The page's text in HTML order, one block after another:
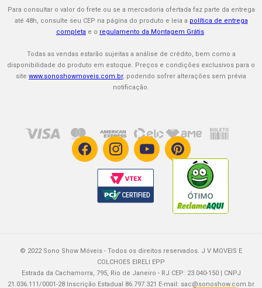
Formas de Pagamento
Procon-RJ
Políticas de Montagem
Políticas de Assistência Técnica
Nossas Lojas
Faça seu Cartão Mastercard
Impermeabilização
Para consultar o valor do frete ou se a mercadoria ofertada faz parte da entrega
até 48h, consulte seu CEP na página do produto e leia a política de entrega
completa e o regulamento da Montagem Grátis.
Todas as vendas estarão sujeitas a análise de crédito, bem como a
disponibilidade do produto em estoque. Preços e condições exclusivos para o
site www.sonoshowmoveis.com.br, podendo sofrer alterações sem prévia
notificação.
© 2022 Sono Show Móveis - Todos os direitos reservados. J V MOVEIS E
COLCHOES EIRELI EPP
Estrada da Cachamorra, 795, Rio de Janeiro - RJ CEP: 23.040-150 | CNPJ
21.036.111/0001-28 Inscrição Estadual 86.797.321 E-mail: sac@sonoshow.com.br